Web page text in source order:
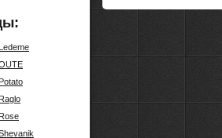
Ledeme
Potato
Raglo
Rose